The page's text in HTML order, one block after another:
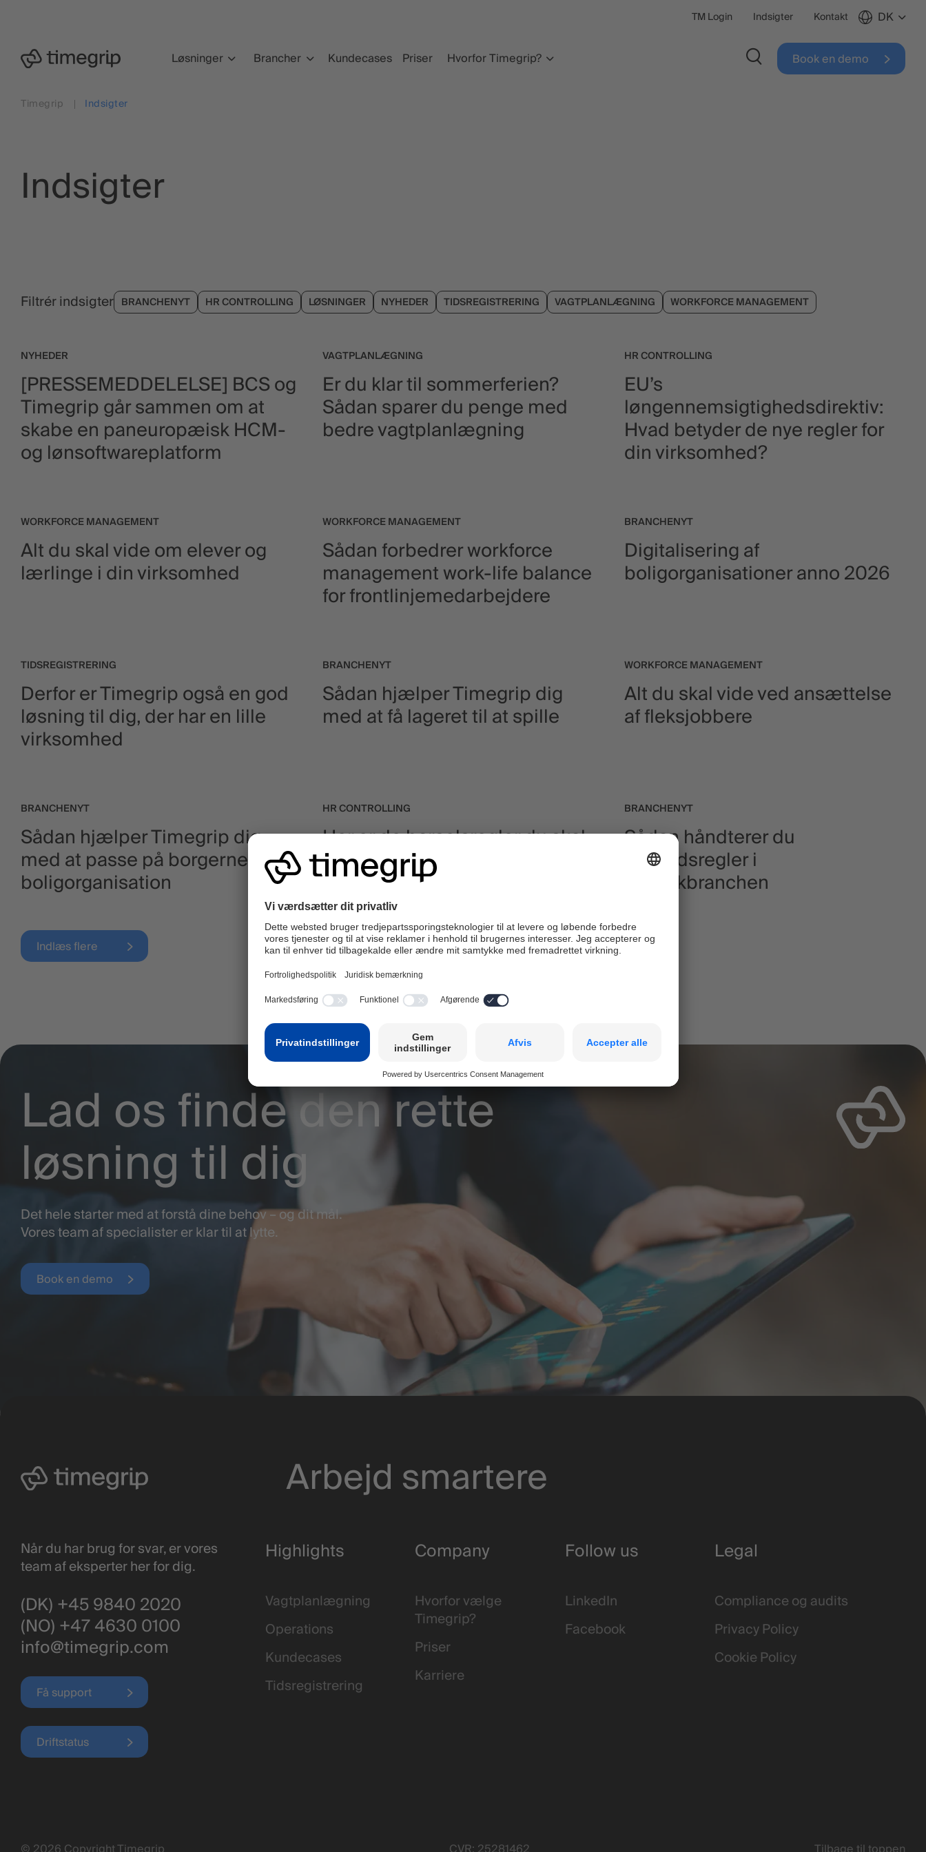
hovedindhold
TM Login Indsigter Kontakt DK
Løsninger Brancher Kundecases Priser Hvorfor Timegrip? Book en demo
Timegrip Indsigter
Indsigter
Filtrér indsigter BRANCHENYT HR CONTROLLING LØSNINGER NYHEDER TIDSREGISTRERING VAGTPLANLÆGNING WORKFORCE MANAGEMENT
NYHEDER
[PRESSEMEDDELELSE] BCS og
Timegrip går sammen om at
skabe en paneuropæisk HCM-
og lønsoftwareplatform
VAGTPLANLÆGNING
Er du klar til sommerferien?
Sådan sparer du penge med
bedre vagtplanlægning
HR CONTROLLING
EU’s
løngennemsigtighedsdirektiv:
Hvad betyder de nye regler for
din virksomhed?
WORKFORCE MANAGEMENT
Alt du skal vide om elever og
lærlinge i din virksomhed
WORKFORCE MANAGEMENT
Sådan forbedrer workforce
management work-life balance
for frontlinjemedarbejdere
BRANCHENYT
Digitalisering af
boligorganisationer anno 2026
TIDSREGISTRERING
Derfor er Timegrip også en god
løsning til dig, der har en lille
virksomhed
BRANCHENYT
Sådan hjælper Timegrip dig
med at få lageret til at spille
WORKFORCE MANAGEMENT
Alt du skal vide ved ansættelse
af fleksjobbere
BRANCHENYT
Sådan hjælper Timegrip dig
med at passe på borgerne i din
boligorganisation
HR CONTROLLING
Her er de barselsregler du skal
kende – for alle typer af familier
BRANCHENYT
Sådan håndterer du
hviletidsregler i
logistikbranchen
Indlæs flere
Lad os finde den rette
løsning til dig
Det hele starter med at forstå dine behov – og dit mål.
Vores team af specialister er klar til at lytte.
Book en demo
Arbejd smartere
Når du har brug for svar, er vores
team af eksperter her for dig.
(DK) +45 9840 2020
(NO) +47 4630 0100
info@timegrip.com
Få support
Driftstatus
Highlights
Vagtplanlægning
Operations
Kundecases
Tidsregistrering
Company
Hvorfor vælge
Timegrip?
Priser
Karriere
Follow us
LinkedIn
Facebook
Legal
Compliance og audits
Privacy Policy
Cookie Policy